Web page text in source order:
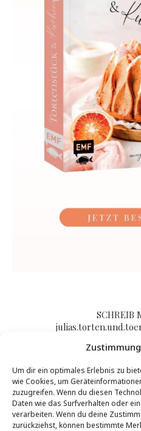
Um dir ein optimales Erlebnis zu
wie Cookies, um
zuzugreifen. Wenn du diesen
Daten wie das Surfverhalten oder
verarbeiten. Wenn du deine
zurückziehst, können bestimmte
SCHREIB
Impressum/Kontakt &